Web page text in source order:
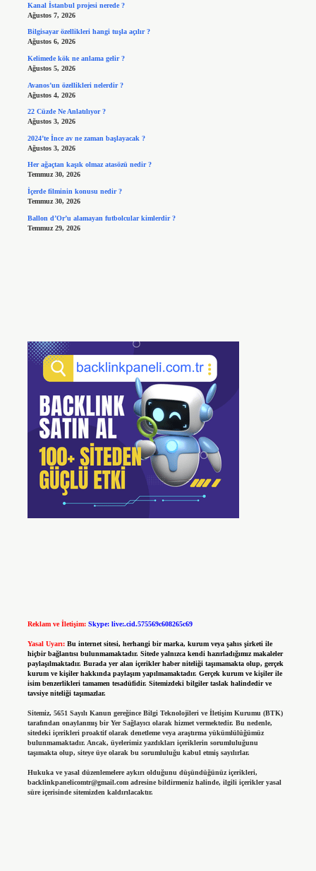
Kanal İstanbul projesi nerede ?
Ağustos 7, 2026
Bilgisayar özellikleri hangi tuşla açılır ?
Ağustos 6, 2026
Kelimede kök ne anlama gelir ?
Ağustos 5, 2026
Avanos’un özellikleri nelerdir ?
Ağustos 4, 2026
22 Cüzde Ne Anlatılıyor ?
Ağustos 3, 2026
2024’te İnce av ne zaman başlayacak ?
Ağustos 3, 2026
Her ağaçtan kaşık olmaz atasözü nedir ?
Temmuz 30, 2026
İçerde filminin konusu nedir ?
Temmuz 30, 2026
Ballon d’Or’u alamayan futbolcular kimlerdir ?
Temmuz 29, 2026
Reklam ve İletişim: Skype: live:.cid.575569c608265c69
Yasal Uyarı: Bu internet sitesi, herhangi bir marka, kurum veya şahıs şirketi ile
hiçbir bağlantısı bulunmamaktadır. Sitede yalnızca kendi hazırladığımız makaleler
paylaşılmaktadır. Burada yer alan içerikler haber niteliği taşımamakta olup, gerçek
kurum ve kişiler hakkında paylaşım yapılmamaktadır. Gerçek kurum ve kişiler ile
isim benzerlikleri tamamen tesadüfidir. Sitemizdeki bilgiler taslak halindedir ve
tavsiye niteliği taşımazlar.
Sitemiz, 5651 Sayılı Kanun gereğince Bilgi Teknolojileri ve İletişim Kurumu (BTK)
tarafından onaylanmış bir Yer Sağlayıcı olarak hizmet vermektedir. Bu nedenle,
sitedeki içerikleri proaktif olarak denetleme veya araştırma yükümlülüğümüz
bulunmamaktadır. Ancak, üyelerimiz yazdıkları içeriklerin sorumluluğunu
taşımakta olup, siteye üye olarak bu sorumluluğu kabul etmiş sayılırlar.
Hukuka ve yasal düzenlemelere aykırı olduğunu düşündüğünüz içerikleri,
backlinkpanelicomtr@gmail.comadresine bildirmeniz halinde, ilgili içerikler yasal
süre içerisinde sitemizden kaldırılacaktır.